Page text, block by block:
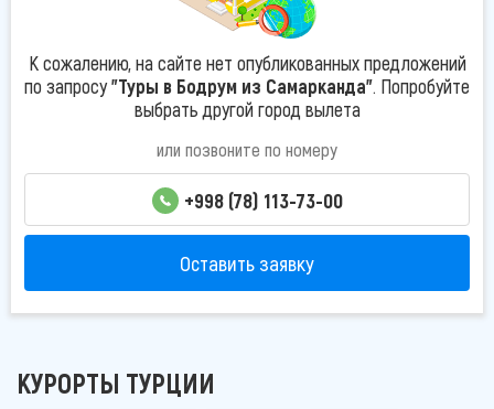
К сожалению, на сайте нет опубликованных предложений
по запросу"Туры в Бодрум из Самарканда". Попробуйте
выбрать другой город вылета
или позвоните по номеру
+998 (78) 113-73-00
Оставить заявку
КУРОРТЫ ТУРЦИИ